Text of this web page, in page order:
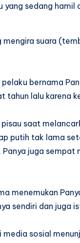
yang sedang hamil
suara
bernama
tahun lalu karena
saat
putih tak lama
juga sempat
menemukan
sendiri dan juga
sosial